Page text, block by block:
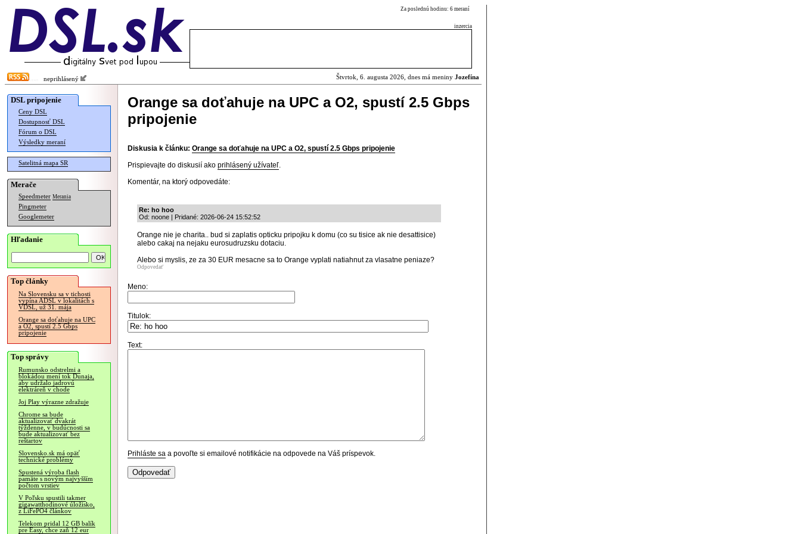
Za poslednú hodinu: 6 meraní
inzercia
neprihlásený Štvrtok, 6. augusta 2026, dnes má meniny Jozefína
DSL pripojenie
Ceny DSL
Dostupnosť DSL
Fórum o DSL
Výsledky meraní
Satelitná mapa SR
Merače
Speedmeter Merania
Pingmeter
Googlemeter
Hľadanie
Top články
Na Slovensku sa v tichosti
vypína ADSL v lokalitách s
VDSL, už 31. mája
Orange sa doťahuje na UPC
a O2, spustí 2.5 Gbps
pripojenie
Top správy
Rumunsko odstrelmi a
blokádou mení tok Dunaja,
aby udržalo jadrovú
elektráreň v chode
Joj Play výrazne zdražuje
Chrome sa bude
aktualizovať dvakrát
týždenne, v budúcnosti sa
bude aktualizovať bez
reštartov
Slovensko.sk má opäť
technické problémy
Spustená výroba flash
pamäte s novým najvyšším
počtom vrstiev
V Poľsku spustili takmer
gigawatthodinové úložisko,
z LiFePO4 článkov
Telekom pridal 12 GB balík
pre Easy, chce zaň 12 eur
Orange sa doťahuje na UPC a O2, spustí 2.5 Gbps
pripojenie
Diskusia k článku: Orange sa doťahuje na UPC a O2, spustí 2.5 Gbps pripojenie
Prispievajte do diskusií ako prihlásený užívateľ.
Komentár, na ktorý odpovedáte:
Re: ho hoo
Od: noone | Pridané: 2026-06-24 15:52:52
Orange nie je charita.. bud si zaplatis opticku pripojku k domu (co su tisice ak nie desattisice)
alebo cakaj na nejaku eurosudruzsku dotaciu.
Alebo si myslis, ze za 30 EUR mesacne sa to Orange vyplati natiahnut za vlasatne peniaze?
Odpovedať
Meno:
Titulok:
Text:
Prihláste sa a povoľte si emailové notifikácie na odpovede na Váš príspevok.